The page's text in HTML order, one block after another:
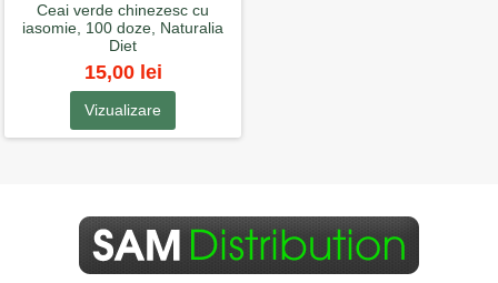
Ceai verde chinezesc cu
iasomie, 100 doze, Naturalia
Diet
15,00 lei
Vizualizare